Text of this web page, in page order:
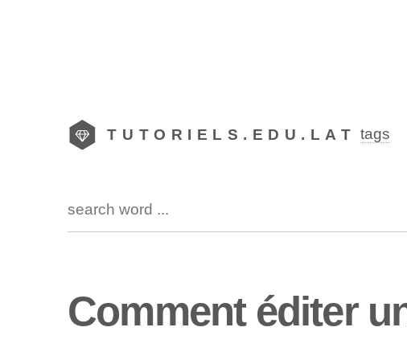
TUTORIELS.EDU.LAT tags
Comment éditer